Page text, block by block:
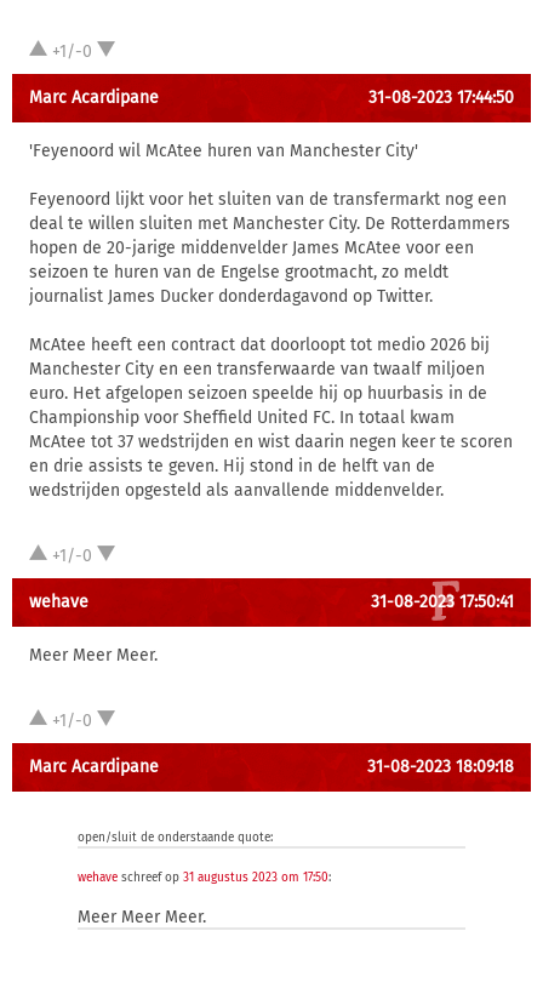
+1/-0
Marc Acardipane 31-08-2023 17:44:50
'Feyenoord wil McAtee huren van Manchester City'
Feyenoord lijkt voor het sluiten van de transfermarkt nog een
deal te willen sluiten met Manchester City. De Rotterdammers
hopen de 20-jarige middenvelder James McAtee voor een
seizoen te huren van de Engelse grootmacht, zo meldt
journalist James Ducker donderdagavond op Twitter.
McAtee heeft een contract dat doorloopt tot medio 2026 bij
Manchester City en een transferwaarde van twaalf miljoen
euro. Het afgelopen seizoen speelde hij op huurbasis in de
Championship voor Sheffield United FC. In totaal kwam
McAtee tot 37 wedstrijden en wist daarin negen keer te scoren
en drie assists te geven. Hij stond in de helft van de
wedstrijden opgesteld als aanvallende middenvelder.
+1/-0
wehave 31-08-2023 17:50:41
Meer Meer Meer.
+1/-0
Marc Acardipane 31-08-2023 18:09:18
open/sluit de onderstaande quote:
wehave schreef op 31 augustus 2023 om 17:50:
Meer Meer Meer.